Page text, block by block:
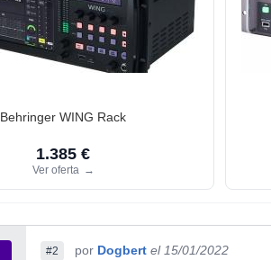
Behringer WING Rack
1.385 €
Ver oferta →
#2 por Dogbert el 15/01/2022